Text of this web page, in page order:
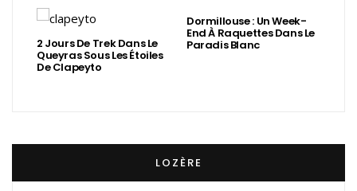
2 Jours De Trek Dans Le
Queyras Sous Les Étoiles
De Clapeyto
Dormillouse : Un Week-
End À Raquettes Dans Le
Paradis Blanc
LOZÈRE